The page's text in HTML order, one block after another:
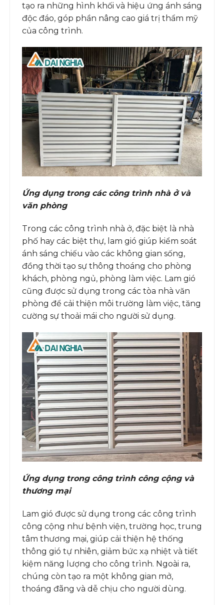
tạo ra những hình khối và hiệu ứng ánh sáng
độc đáo, góp phần nâng cao giá trị thẩm mỹ
của công trình.
Ứng dụng trong các công trình nhà ở và
văn phòng
Trong các công trình nhà ở, đặc biệt là nhà
phố hay các biệt thự, lam gió giúp kiểm soát
ánh sáng chiếu vào các không gian sống,
đồng thời tạo sự thông thoáng cho phòng
khách, phòng ngủ, phòng làm việc. Lam gió
cũng được sử dụng trong các tòa nhà văn
phòng để cải thiện môi trường làm việc, tăng
cường sự thoải mái cho người sử dụng.
Ứng dụng trong công trình công cộng và
thương mại
Lam gió được sử dụng trong các công trình
công cộng như bệnh viện, trường học, trung
tâm thương mại, giúp cải thiện hệ thống
thông gió tự nhiên, giảm bức xạ nhiệt và tiết
kiệm năng lượng cho công trình. Ngoài ra,
chúng còn tạo ra một không gian mở,
thoáng đãng và dễ chịu cho người dùng.